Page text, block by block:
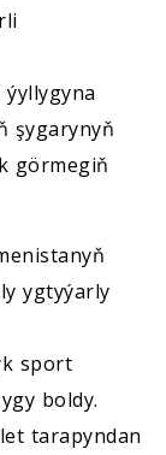
şygarynyň
görmegiň
ygtyýarly
sport
boldy.
tarapyndan